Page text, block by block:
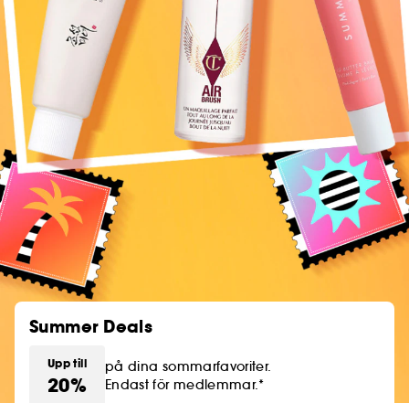
Summer Deals
Upp till
20%
på dina sommarfavoriter.
Endast för medlemmar.*